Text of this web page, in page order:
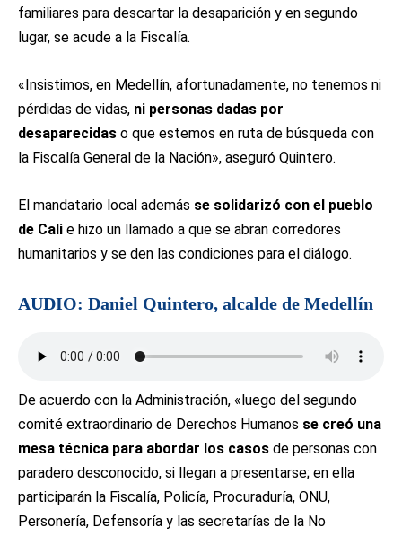
familiares para descartar la desaparición y en segundo
lugar, se acude a la Fiscalía.
«Insistimos, en Medellín, afortunadamente, no tenemos ni
pérdidas de vidas, ni personas dadas por
desaparecidas o que estemos en ruta de búsqueda con
la Fiscalía General de la Nación», aseguró Quintero.
El mandatario local además se solidarizó con el pueblo
de Cali e hizo un llamado a que se abran corredores
humanitarios y se den las condiciones para el diálogo.
AUDIO: Daniel Quintero, alcalde de Medellín
De acuerdo con la Administración, «luego del segundo
comité extraordinario de Derechos Humanos se creó una
mesa técnica para abordar los casos de personas con
paradero desconocido, si llegan a presentarse; en ella
participarán la Fiscalía, Policía, Procuraduría, ONU,
Personería, Defensoría y las secretarías de la No